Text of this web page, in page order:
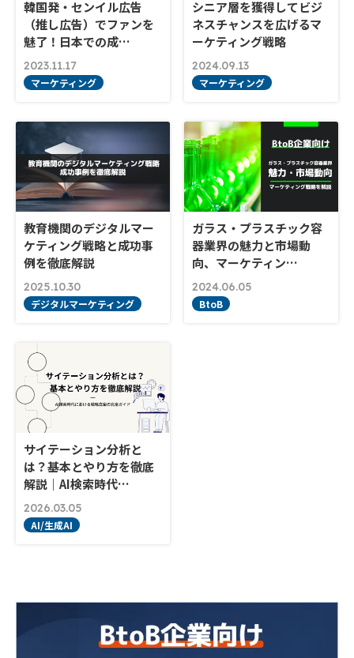
韓国発・センイル広告
（推し広告）でファンを
魅了！日本での成…
2023.11.17
マーケティング
シニア層を獲得してビジ
ネスチャンスを広げるマ
ーケティング戦略
2024.09.13
マーケティング
教育機関のデジタルマー
ケティング戦略と成功事
例を徹底解説
2025.10.30
デジタルマーケティング
ガラス・プラスチック容
器業界の魅力と市場動
向、マーケティン…
2024.06.05
BtoB
サイテーション分析と
は？基本とやり方を徹底
解説｜AI検索時代…
2026.03.05
AI/生成AI